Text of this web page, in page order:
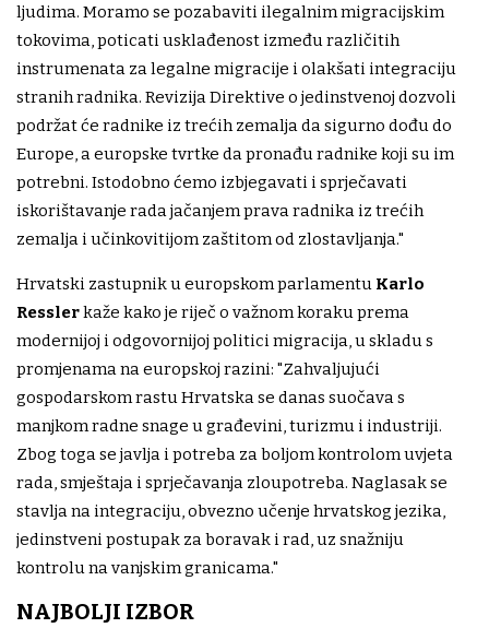
ljudima. Moramo se pozabaviti ilegalnim migracijskim
tokovima, poticati usklađenost između različitih
instrumenata za legalne migracije i olakšati integraciju
stranih radnika. Revizija Direktive o jedinstvenoj dozvoli
podržat će radnike iz trećih zemalja da sigurno dođu do
Europe, a europske tvrtke da pronađu radnike koji su im
potrebni. Istodobno ćemo izbjegavati i sprječavati
iskorištavanje rada jačanjem prava radnika iz trećih
zemalja i učinkovitijom zaštitom od zlostavljanja."
Hrvatski zastupnik u europskom parlamentu Karlo
Resslerkaže kako je riječ o važnom koraku prema
modernijoj i odgovornijoj politici migracija, u skladu s
promjenama na europskoj razini: "Zahvaljujući
gospodarskom rastu Hrvatska se danas suočava s
manjkom radne snage u građevini, turizmu i industriji.
Zbog toga se javlja i potreba za boljom kontrolom uvjeta
rada, smještaja i sprječavanja zloupotreba. Naglasak se
stavlja na integraciju, obvezno učenje hrvatskog jezika,
jedinstveni postupak za boravak i rad, uz snažniju
kontrolu na vanjskim granicama."
NAJBOLJI IZBOR